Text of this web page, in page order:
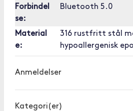
Forbindel
se:
Bluetooth 5.0
Material
e:
316 rustfritt stål
hypoallergenisk
Anmeldelser
Kategori(er)